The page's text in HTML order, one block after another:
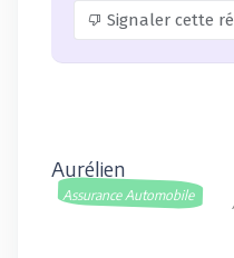
Signaler cette
Aurélien
Assurance Automobile